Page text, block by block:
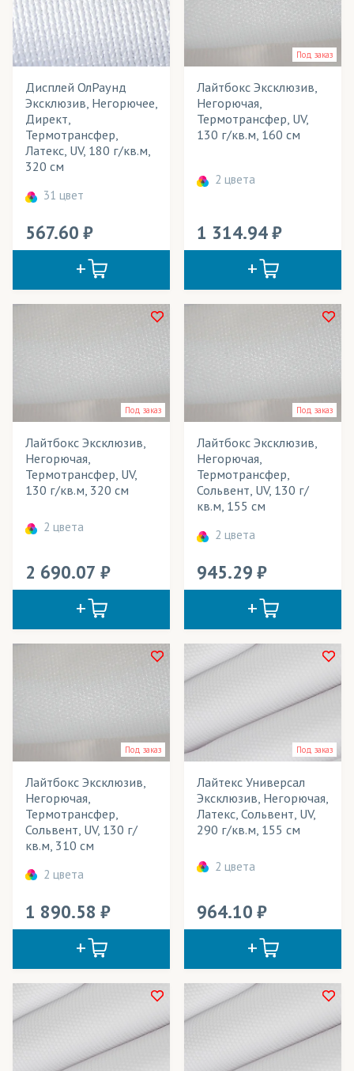
Халаты
Чехлы для мебели
Шали
Шарфы
Широкоформатное панно
Элементы одежды
Дисплей ОлРаунд
Эксклюзив, Негорючее,
Директ,
Термотрансфер,
Латекс, UV, 180 г/кв.м,
320 см
31 цвет
567.60
Под заказ
Лайтбокс Эксклюзив,
Негорючая,
Термотрансфер, UV,
130 г/кв.м, 160 см
2 цвета
1 314.94
Под заказ
Лайтбокс Эксклюзив,
Негорючая,
Термотрансфер, UV,
130 г/кв.м, 320 см
2 цвета
2 690.07
Под заказ
Лайтбокс Эксклюзив,
Негорючая,
Термотрансфер,
Сольвент, UV, 130 г/
кв.м, 155 см
2 цвета
945.29
Под заказ
Лайтбокс Эксклюзив,
Негорючая,
Термотрансфер,
Сольвент, UV, 130 г/
кв.м, 310 см
2 цвета
1 890.58
Под заказ
Лайтекс Универсал
Эксклюзив, Негорючая,
Латекс, Сольвент, UV,
290 г/кв.м, 155 см
2 цвета
964.10